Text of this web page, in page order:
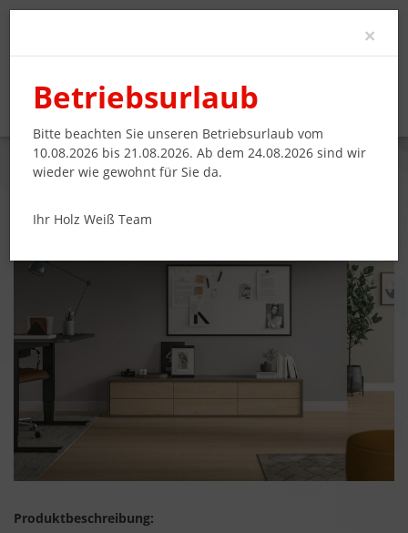
LOWBOARD, MARKANTE OPTIK DURCH
Produktbeschreibung:
×
Betriebsurlaub
Bitte beachten Sie unseren Betriebsurlaub vom
10.08.2026 bis 21.08.2026. Ab dem 24.08.2026 sind wir
wieder wie gewohnt für Sie da.
Ihr Holz Weiß Team